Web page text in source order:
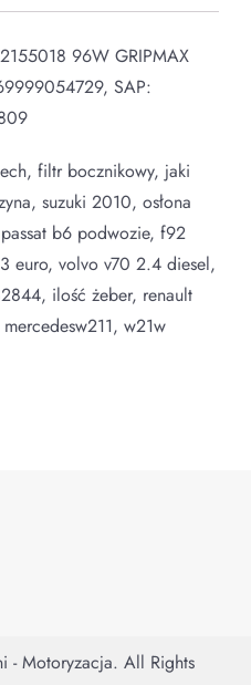
96W GRIPMAX
SAP:
filtr bocznikowy, jaki
suzuki 2010, osłona
b6 podwozie, f92
euro, volvo v70 2.4 diesel,
ilość żeber, renault
w21w
- Motoryzacja. All Rights